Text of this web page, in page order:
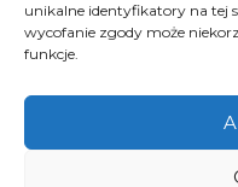
unikalne identyfikatory na tej
wycofanie zgody może
funkcje.
Il marchio Arcom è protetto
dal certificato n. 290764
rilasciato dall’Ufficio Brevetti